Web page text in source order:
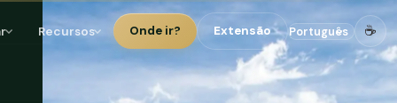
Recursos Onde ir? Extensão ☕